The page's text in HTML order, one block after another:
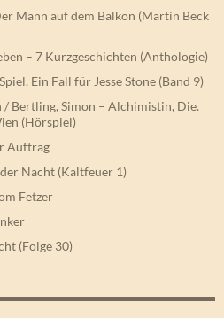
Mann auf dem Balkon (Martin Beck
– 7 Kurzgeschichten (Anthologie)
Ein Fall für Jesse Stone (Band 9)
Bertling, Simon – Alchimistin, Die.
(Hörspiel)
Auftrag
Nacht (Kaltfeuer 1)
Fetzer
(Folge 30)